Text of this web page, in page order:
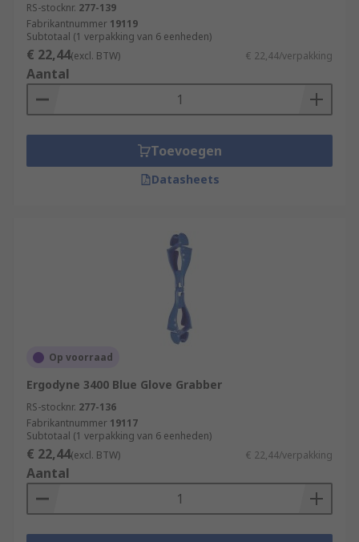
RS-stocknr. 277-139
Fabrikantnummer 19119
Subtotaal (1 verpakking van 6 eenheden)
€ 22,44(excl. BTW) € 22,44/verpakking
Aantal
Toevoegen
Datasheets
Op voorraad
Ergodyne 3400 Blue Glove Grabber
RS-stocknr. 277-136
Fabrikantnummer 19117
Subtotaal (1 verpakking van 6 eenheden)
€ 22,44(excl. BTW) € 22,44/verpakking
Aantal